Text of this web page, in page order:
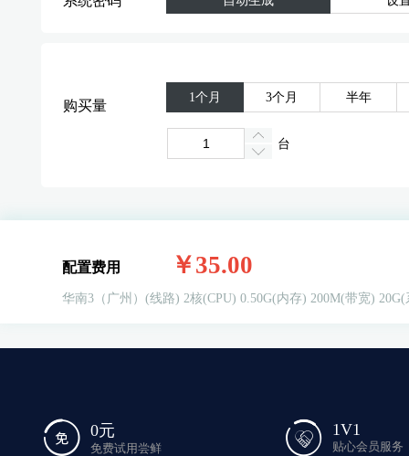
购买量
1个月 3个月 半年
台
配置费用 ￥35.00
华南3（广州）(线路) 2核(CPU) 0.50G(内存) 200M(带宽)
0元
免费试用尝鲜
1V1
贴心会员服务